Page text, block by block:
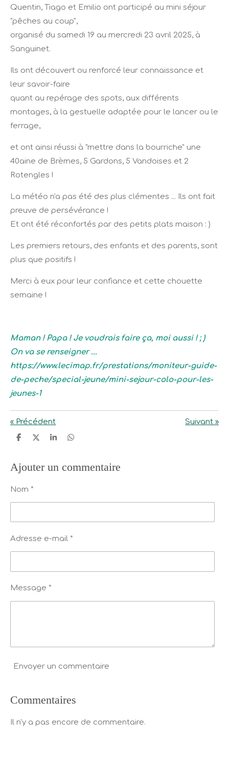
Quentin, Tiago et Emilio ont participé au mini séjour
"pêches au coup",
organisé du samedi 19 au mercredi 23 avril 2025, à
Sanguinet.
Ils ont découvert ou renforcé leur connaissance et
leur savoir-faire
quant au repérage des spots, aux différents
montages, à la gestuelle adaptée pour le lancer ou le
ferrage,
et ont ainsi réussi à "mettre dans la bourriche" une
40aine de Brèmes, 5 Gardons, 5 Vandoises et 2
Rotengles !
La météo n'a pas été des plus clémentes ... Ils ont fait
preuve de persévérance !
Et ont été réconfortés par des petits plats maison : )
Les premiers retours, des enfants et des parents, sont
plus que positifs !
Merci à eux pour leur confiance et cette chouette
semaine !
Maman ! Papa ! Je voudrais faire ça, moi aussi ! ; )
On va se renseigner ...
https://www.lecimap.fr/prestations/moniteur-guide-
de-peche/special-jeune/mini-sejour-colo-pour-les-
jeunes-1
« Précédent Suivant »
P
t
a
e
r
P
a
P
a
P
a
Ajouter un commentaire
Nom *
Adresse e-mail *
Message *
Envoyer un commentaire
Commentaires
Il n'y a pas encore de commentaire.